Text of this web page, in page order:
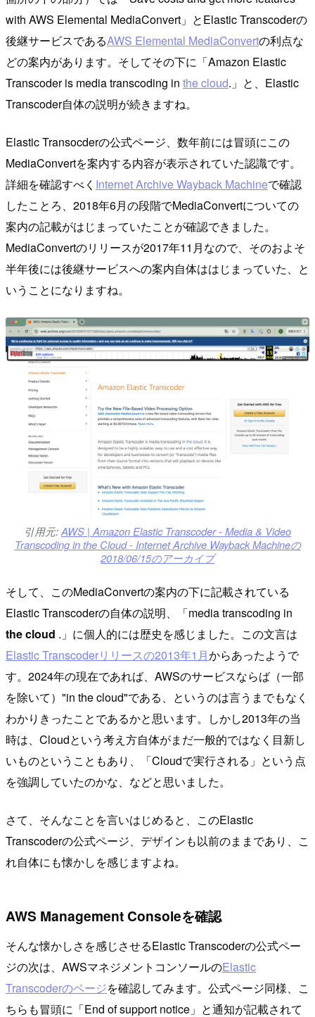
with AWS Elemental MediaConvert」とElastic Transcoderの
後継サービスであるAWS Elemental MediaConvertの利点な
どの案内があります。そしてその下に「Amazon Elastic
Transcoder is media transcoding in the cloud.」と、Elastic
Transcoder自体の説明が続きますね。
Elastic Transocderの公式ページ、数年前には冒頭にこの
MediaConvertを案内する内容が表示されていた認識です。
詳細を確認すべく Internet Archive Wayback Machineで確認
したことろ、2018年6月の段階でMediaConvertについての
案内の記載がはじまっていたことが確認できました。
MediaConvertのリリースが2017年11月なので、そのおよそ
半年後には後継サービスへの案内自体ははじまっていた、と
いうことになりますね。
引用元:AWS | Amazon Elastic Transcoder - Media & Video
Transcoding in the Cloud - Internet Archive Wayback Machineの
2018/06/15のアーカイブ
そして、このMediaConvertの案内の下に記載されている
Elastic Transcoderの自体の説明、「media transcoding in
the cloud .」に個人的には歴史を感じました。この文言は
Elastic Transcoderリリースの2013年1月からあったようで
す。2024年の現在であれば、AWSのサービスならば（一部
を除いて）"in the cloud"である、というのは言うまでもなく
わかりきったことであるかと思います。しかし2013年の当
時は、Cloudという考え方自体がまだ一般的ではなく目新し
いものということもあり、「Cloudで実行される」という点
を強調していたのかな、などと思いました。
さて、そんなことを言いはじめると、このElastic
Transcoderの公式ページ、デザインも以前のままであり、こ
れ自体にも懐かしを感じますよね。
AWS Management Consoleを確認
そんな懐かしさを感じさせるElastic Transcoderの公式ペー
ジの次は、AWSマネジメントコンソールのElastic
Transcoderのページを確認してみます。公式ページ同様、こ
ちらも冒頭に「End of support notice」と通知が記載されて